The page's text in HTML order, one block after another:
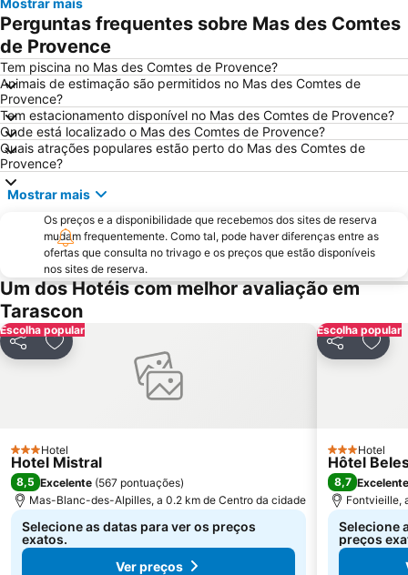
Mostrar mais
Perguntas frequentes sobre Mas des Comtes
de Provence
Tem piscina no Mas des Comtes de Provence?
Animais de estimação são permitidos no Mas des Comtes de
Provence?
Tem estacionamento disponível no Mas des Comtes de Provence?
Onde está localizado o Mas des Comtes de Provence?
Quais atrações populares estão perto do Mas des Comtes de
Provence?
Mostrar mais
Os preços e a disponibilidade que recebemos dos sites de reserva
mudam frequentemente. Como tal, pode haver diferenças entre as
ofertas que consulta no trivago e os preços que estão disponíveis
nos sites de reserva.
Um dos Hotéis com melhor avaliação em
Tarascon
Escolha popular
PartilharAdicionar aos favoritos
3 Estrelas
Hotel
Hotel Mistral
8,5 Excelente (567 pontuações)
Mas-Blanc-des-Alpilles, a 0.2 km de Centro da cidade
Selecione as datas para ver os preços
exatos.
Ver preços
Escolha popular
Partilhar
3 Estrelas
Hotel
Hôtel
8,7 Excelente
Fontvieille,
Selecione
preços